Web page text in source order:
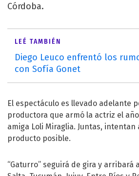
Córdoba.
LEÉ TAMBIÉN
Diego Leuco enfrentó los
con Sofía Gonet
El espectáculo es llevado adelante
productora que armó la actriz el
amiga Loli Miraglia. Juntas,
producto posible.
“Gaturro” seguirá de gira y arribará